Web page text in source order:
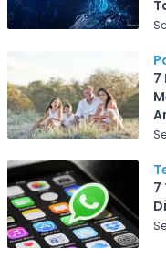
7
7